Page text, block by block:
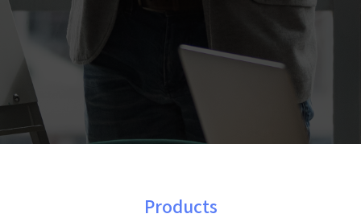
Products